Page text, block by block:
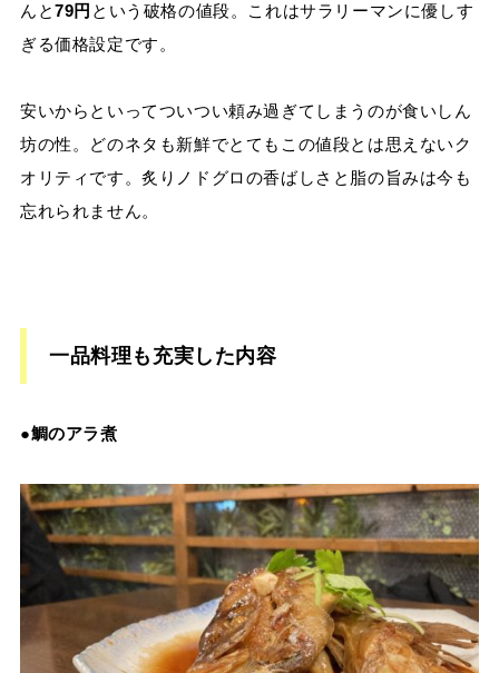
んと79円 という破格の値段。これはサラリーマンに優しす
ぎる価格設定です。
安いからといってついつい頼み過ぎてしまうのが食いしん
坊の性。どのネタも新鮮でとてもこの値段とは思えないク
オリティです。炙りノドグロの香ばしさと脂の旨みは今も
忘れられません。
一品料理も充実した内容
●鯛のアラ煮